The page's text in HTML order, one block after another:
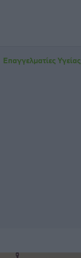
Επαγγελματίες Υγείας